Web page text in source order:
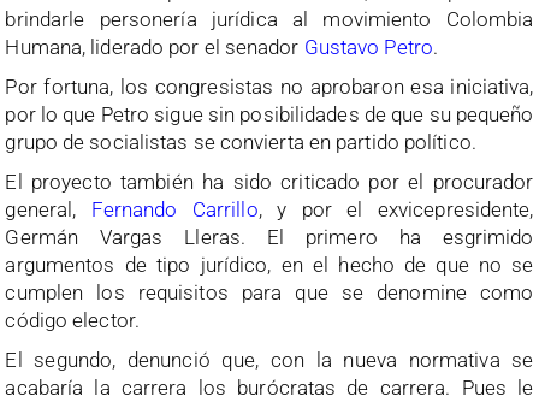
brindarle personería jurídica al movimiento Colombia
Humana, liderado por el senador Gustavo Petro.
Por fortuna, los congresistas no aprobaron esa iniciativa,
por lo que Petro sigue sin posibilidades de que su pequeño
grupo de socialistas se convierta en partido político.
El proyecto también ha sido criticado por el procurador
general, Fernando Carrillo, y por el exvicepresidente,
Germán Vargas Lleras. El primero ha esgrimido
argumentos de tipo jurídico, en el hecho de que no se
cumplen los requisitos para que se denomine como
código elector.
El segundo, denunció que, con la nueva normativa se
acabaría la carrera los burócratas de carrera. Pues le